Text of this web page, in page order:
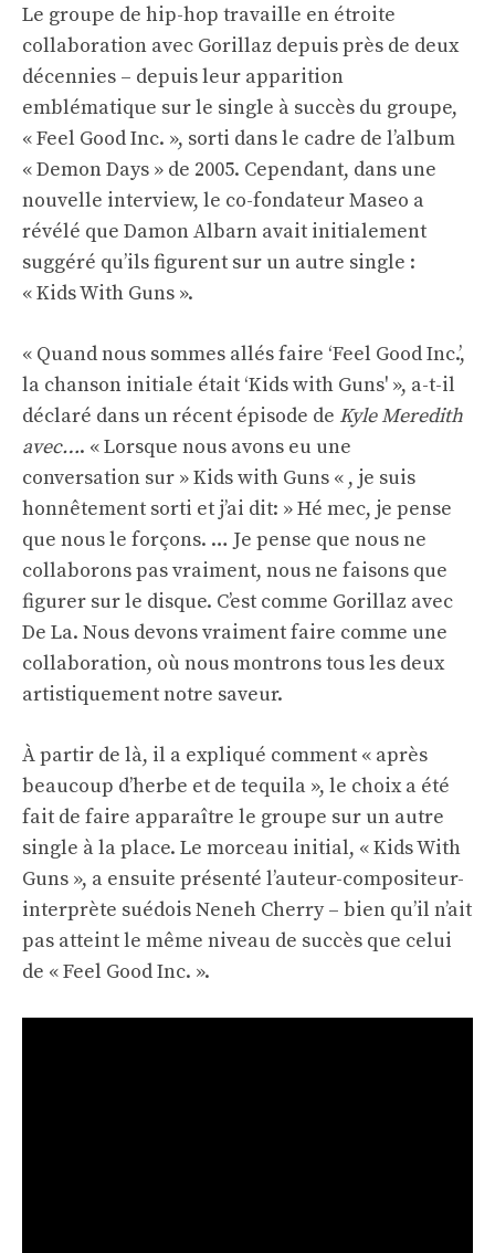
Le groupe de hip-hop travaille en étroite
collaboration avec Gorillaz depuis près de deux
décennies – depuis leur apparition
emblématique sur le single à succès du groupe,
« Feel Good Inc. », sorti dans le cadre de l’album
« Demon Days » de 2005. Cependant, dans une
nouvelle interview, le co-fondateur Maseo a
révélé que Damon Albarn avait initialement
suggéré qu’ils figurent sur un autre single :
« Kids With Guns ».
« Quand nous sommes allés faire ‘Feel Good Inc.’,
la chanson initiale était ‘Kids with Guns' », a-t-il
déclaré dans un récent épisode de Kyle Meredith
avec…. « Lorsque nous avons eu une
conversation sur » Kids with Guns « , je suis
honnêtement sorti et j’ai dit: » Hé mec, je pense
que nous le forçons. … Je pense que nous ne
collaborons pas vraiment, nous ne faisons que
figurer sur le disque. C’est comme Gorillaz avec
De La. Nous devons vraiment faire comme une
collaboration, où nous montrons tous les deux
artistiquement notre saveur.
À partir de là, il a expliqué comment « après
beaucoup d’herbe et de tequila », le choix a été
fait de faire apparaître le groupe sur un autre
single à la place. Le morceau initial, « Kids With
Guns », a ensuite présenté l’auteur-compositeur-
interprète suédois Neneh Cherry – bien qu’il n’ait
pas atteint le même niveau de succès que celui
de « Feel Good Inc. ».